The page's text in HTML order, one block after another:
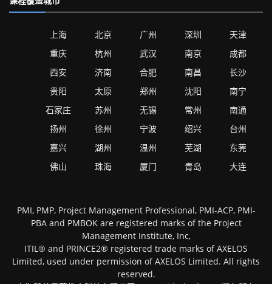
上海 北京 广州 深圳
天津
重庆
杭州 武汉 南京
成都
西安
济南 合肥 南昌
长沙
贵阳
太原 郑州 沈阳
南宁
石家庄
苏州 无锡 常州
南通
扬州
徐州 宁波 绍兴
台州
嘉兴
湖州 温州 芜湖
东莞
佛山
珠海 厦门 青岛 大连
PMI, PMP, Project Management Professional, PMI-ACP, PMI-
PBA and PMBOK are registered marks of the Project
Management Institute, Inc,
ITIL® and PRINCE2® registered trade marks of AXELOS
Limited, used under permission of AXELOS Limited. All rights
reserved.